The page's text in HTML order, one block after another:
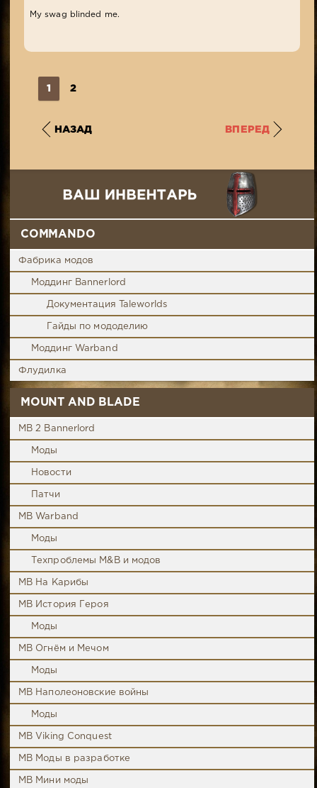
My swag blinded me.
1 2
НАЗАД ВПЕРЕД
COMMANDO
Фабрика модов
Моддинг Bannerlord
Документация Taleworlds
Гайды по мододелию
Моддинг Warband
Флудилка
MOUNT AND BLADE
MB 2 Bannerlord
Моды
Новости
Патчи
MB Warband
Моды
Техпроблемы M&B и модов
MB На Карибы
MB История Героя
Моды
MB Огнём и Мечом
Моды
MB Наполеоновские войны
Моды
MB Viking Conquest
MB Моды в разработке
MB Мини моды